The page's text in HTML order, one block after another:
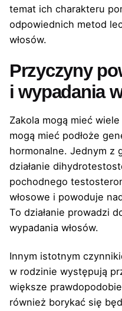
temat ich charakteru
odpowiednich metod
włosów.
Przyczyny
i wypadania
Zakola mogą mieć
mogą mieć podłoże
hormonalne. Jednym z
działanie
pochodnego
włosowe i powoduje
To działanie prowadzi
wypadania włosów.
Innym istotnym
w rodzinie występują
większe
również borykać się